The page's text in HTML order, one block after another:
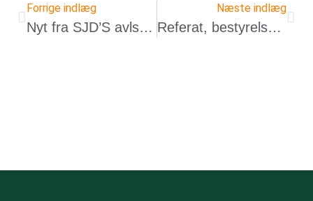
Forrige indlæg
Nyt fra SJD’S avlsprøveudvalg
Næste indlæg
Referat, bestyrelsesmøde 4. feb. 2025